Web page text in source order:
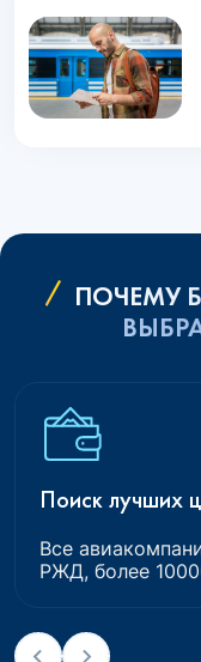
ПОЧЕМУ
Поиск лучших
Все
РЖД, более